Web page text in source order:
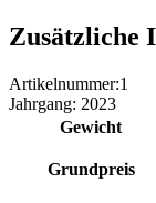
Zusätzliche
Artikelnummer:1
Jahrgang: 2023
Gewicht
Grundpreis